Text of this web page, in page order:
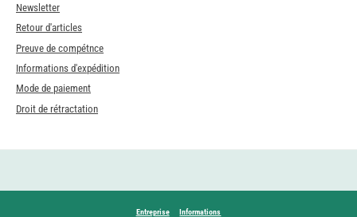
Newsletter
Retour d'articles
Preuve de compétnce
Informations d'expédition
Mode de paiement
Droit de rétractation
Entreprise Informations